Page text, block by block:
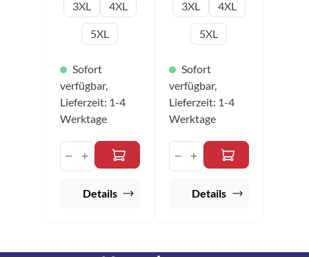
3XL 4XL
5XL
Sofort
verfügbar,
Lieferzeit: 1-4
Werktage
Produkt Anzahl: Gib den
Details
3XL 4XL
5XL
Sofort
verfügbar,
Lieferzeit: 1-4
Werktage
Produkt Anzahl:
Details